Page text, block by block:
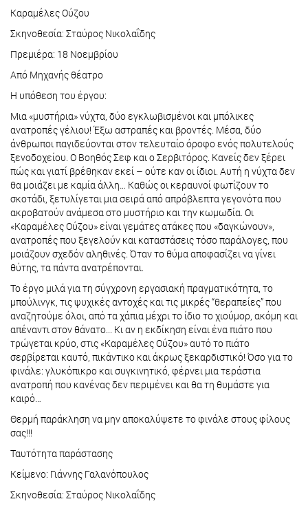
Καραμέλες Ούζου
Σκηνοθεσία: Σταύρος Νικολαΐδης
Πρεμιέρα: 18 Νοεμβρίου
Από Μηχανής θέατρο
Η υπόθεση του έργου:
Μια «μυστήρια» νύχτα, δύο εγκλωβισμένοι και μπόλικες
ανατροπές γέλιου! Έξω αστραπές και βροντές. Μέσα, δύο
άνθρωποι παγιδεύονται στον τελευταίο όροφο ενός πολυτελούς
ξενοδοχείου. Ο Βοηθός Σεφ και ο Σερβιτόρος. Κανείς δεν ξέρει
πώς και γιατί βρέθηκαν εκεί – ούτε καν οι ίδιοι. Αυτή η νύχτα δεν
θα μοιάζει με καμία άλλη… Καθώς οι κεραυνοί φωτίζουν το
σκοτάδι, ξετυλίγεται μια σειρά από απρόβλεπτα γεγονότα που
ακροβατούν ανάμεσα στο μυστήριο και την κωμωδία. Οι
«Καραμέλες Ούζου» είναι γεμάτες ατάκες που «δαγκώνουν»,
ανατροπές που ξεγελούν και καταστάσεις τόσο παράλογες, που
μοιάζουν σχεδόν αληθινές. Όταν το θύμα αποφασίζει να γίνει
θύτης, τα πάντα ανατρέπονται.
Το έργο μιλά για τη σύγχρονη εργασιακή πραγματικότητα, το
μπούλινγκ, τις ψυχικές αντοχές και τις μικρές “θεραπείες” που
αναζητούμε όλοι, από τα χάπια μέχρι το ίδιο το χιούμορ, ακόμη και
απέναντι στον θάνατο... Κι αν η εκδίκηση είναι ένα πιάτο που
τρώγεται κρύο, στις «Καραμέλες Ούζου» αυτό το πιάτο
σερβίρεται καυτό, πικάντικο και άκρως ξεκαρδιστικό! Όσο για το
φινάλε: γλυκόπικρο και συγκινητικό, φέρνει μια τεράστια
ανατροπή που κανένας δεν περιμένει και θα τη θυμάστε για
καιρό…
Θερμή παράκληση να μην αποκαλύψετε το φινάλε στους φίλους
σας!!!
Ταυτότητα παράστασης
Kείμενο: Γιάννης Γαλανόπουλος
Σκηνοθεσία: Σταύρος Νικολαΐδης